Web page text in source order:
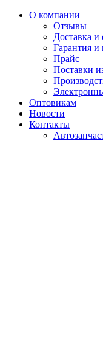
О компании
Отзывы
Доставка и
Гарантия и
Прайс
Поставки
Оптовикам
Новости
Контакты